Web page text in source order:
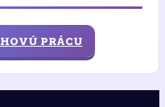
PRÁCU